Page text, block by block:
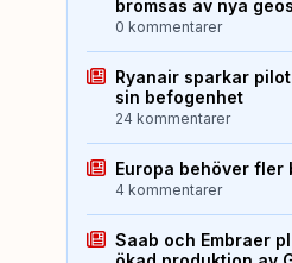
bromsas av nya
0 kommentarer
Ryanair sparkar
sin befogenhet
24 kommentarer
Europa behöver fler
4 kommentarer
Saab och Embraer